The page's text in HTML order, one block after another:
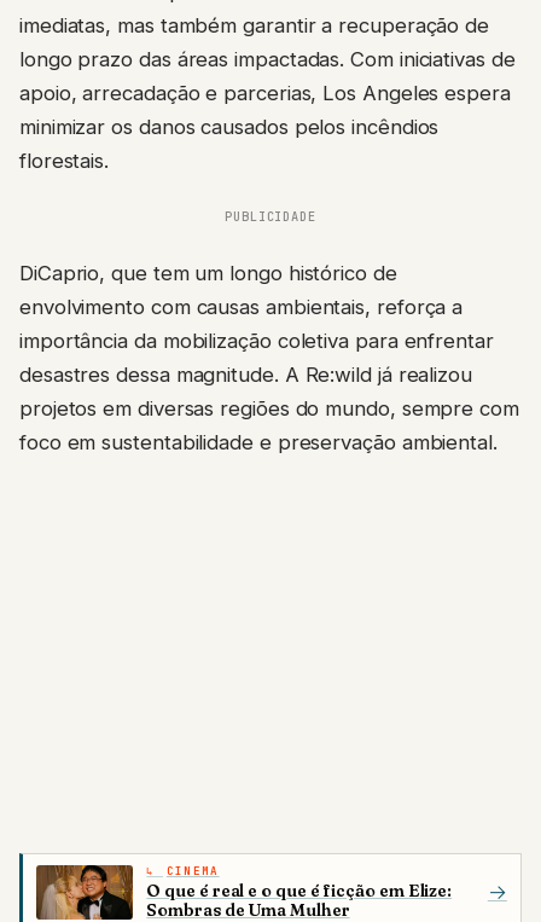
imediatas, mas também garantir a recuperação de
longo prazo das áreas impactadas. Com iniciativas de
apoio, arrecadação e parcerias, Los Angeles espera
minimizar os danos causados pelos incêndios
florestais.
PUBLICIDADE
DiCaprio, que tem um longo histórico de
envolvimento com causas ambientais, reforça a
importância da mobilização coletiva para enfrentar
desastres dessa magnitude. A Re:wild já realizou
projetos em diversas regiões do mundo, sempre com
foco em sustentabilidade e preservação ambiental.
CINEMA
O que é real e o que é ficção em Elize:
Sombras de Uma Mulher
→